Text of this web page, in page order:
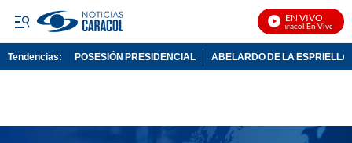
EN VIVO
Noticias Caracol En Vivo
Tendencias: POSESIÓN PRESIDENCIAL ABELARDO DE LA ESPRIELLA